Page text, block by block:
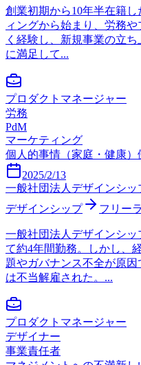
創業初期から10年半在籍
ィングから始まり、労務
く経験し、新規事業の立
に満足して...
プロダクトマネージャー
労務
PdM
マーケティング
個人的事情（家庭・健康）
2025/2/13
一般社団法人デザインシ
デザインシップ
フリー
一般社団法人デザインシ
て約4年間勤務。しかし、
題やガバナンス不全が原
は不当解雇された。...
プロダクトマネージャー
デザイナー
事業責任者